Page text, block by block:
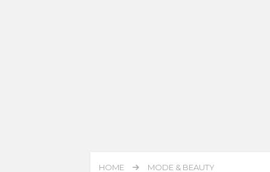
HOME MODE & BEAUTY